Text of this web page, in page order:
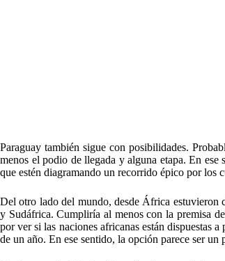
Paraguay también sigue con posibilidades.
menos el podio de llegada y alguna etapa. En
que estén diagramando un recorrido épico por los
Del otro lado del mundo, desde África estuvieron
y Sudáfrica. Cumpliría al menos con la premisa
por ver si las naciones africanas están dispuestas
de un año. En ese sentido, la opción parece ser